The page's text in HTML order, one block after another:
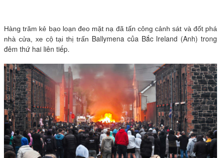
Hàng trăm kẻ bạo loạn đeo mặt nạ đã tấn công cảnh sát và đốt phá
nhà cửa, xe cộ tại thị trấn Ballymena của Bắc Ireland (Anh) trong
đêm thứ hai liên tiếp.